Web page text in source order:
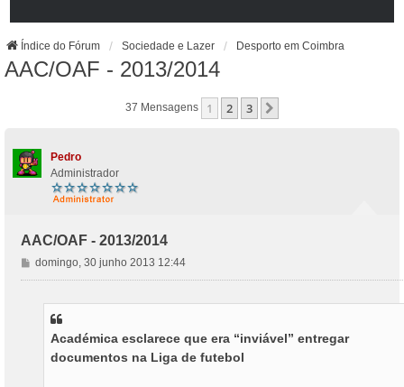
Índice do Fórum Sociedade e Lazer Desporto em Coimbra
AAC/OAF - 2013/2014
37 Mensagens 1 2 3
Pedro
Administrador
AAC/OAF - 2013/2014
M
e
domingo, 30 junho 2013 12:44
Académica esclarece que era “inviável” entregar
documentos na Liga de futebol